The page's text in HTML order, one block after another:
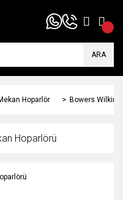
ARA
Hoparlör Bowers Wilkins
Hoparlörü